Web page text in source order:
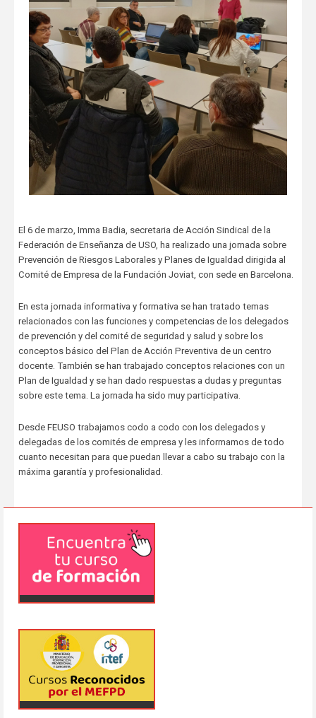
El 6 de marzo, Imma Badia, secretaria de Acción Sindical de la
Federación de Enseñanza de USO, ha realizado una jornada sobre
Prevención de Riesgos Laborales y Planes de Igualdad dirigida al
Comité de Empresa de la Fundación Joviat, con sede en Barcelona.
En esta jornada informativa y formativa se han tratado temas
relacionados con las funciones y competencias de los delegados
de prevención y del comité de seguridad y salud y sobre los
conceptos básico del Plan de Acción Preventiva de un centro
docente. También se han trabajado conceptos relaciones con un
Plan de Igualdad y se han dado respuestas a dudas y preguntas
sobre este tema. La jornada ha sido muy participativa.
Desde FEUSO trabajamos codo a codo con los delegados y
delegadas de los comités de empresa y les informamos de todo
cuanto necesitan para que puedan llevar a cabo su trabajo con la
máxima garantía y profesionalidad.